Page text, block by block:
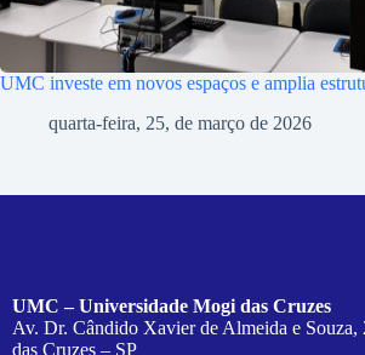
UMC investe em novos espaços e amplia
quarta-feira, 25, de março de 2026
UMC – Universidade Mogi das Cruzes
Av. Dr. Cândido Xavier de Almeida e Souza,
das Cruzes – SP